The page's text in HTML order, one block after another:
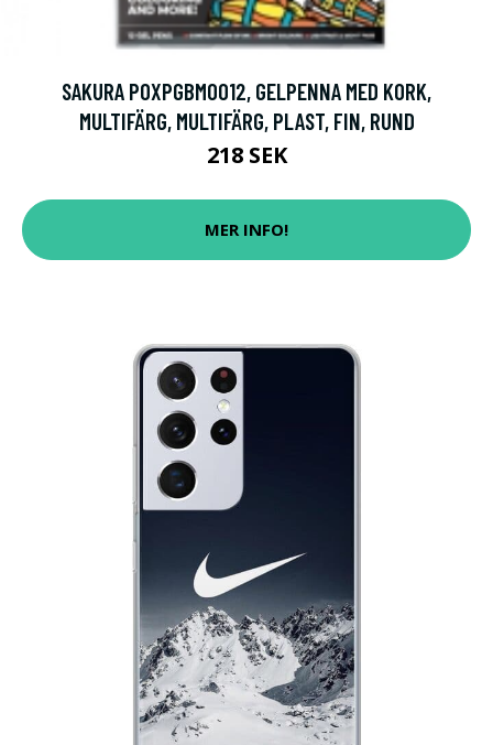
SAKURA POXPGBMOO12, GELPENNA MED KORK,
MULTIFÄRG, MULTIFÄRG, PLAST, FIN, RUND
218 SEK
MER INFO!